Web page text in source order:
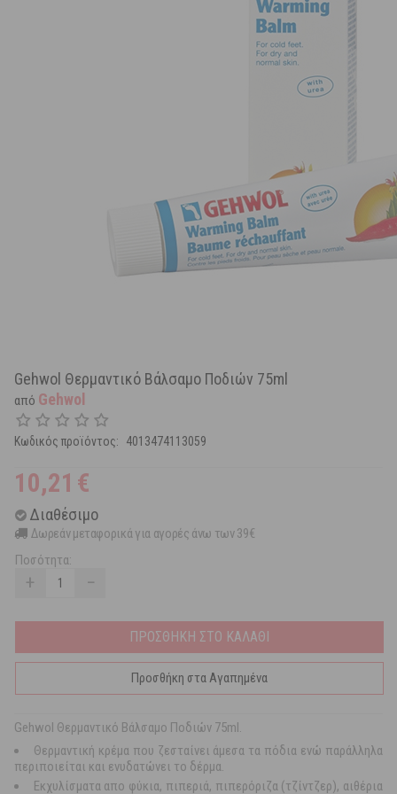
Gehwol Θερμαντικό Bάλσαμο Ποδιών 75ml
από Gehwol
Κωδικός προϊόντος: 4013474113059
10,21 €
Διαθέσιμο
Δωρεάν μεταφορικά για αγορές άνω των 39€
Ποσότητα:
+ −
ΠΡΟΣΘΗΚΗ ΣΤΟ ΚΑΛΑΘΙ
Προσθήκη στα Αγαπημένα
Gehwol Θερμαντικό Bάλσαμο Ποδιών 75ml.
Θερμαντική κρέμα που ζεσταίνει άμεσα τα πόδια ενώ παράλληλα
περιποιείται και ενυδατώνει το δέρμα.
Εκχυλίσματα απο φύκια, πιπεριά, πιπερόριζα (τζίντζερ), αιθέρια